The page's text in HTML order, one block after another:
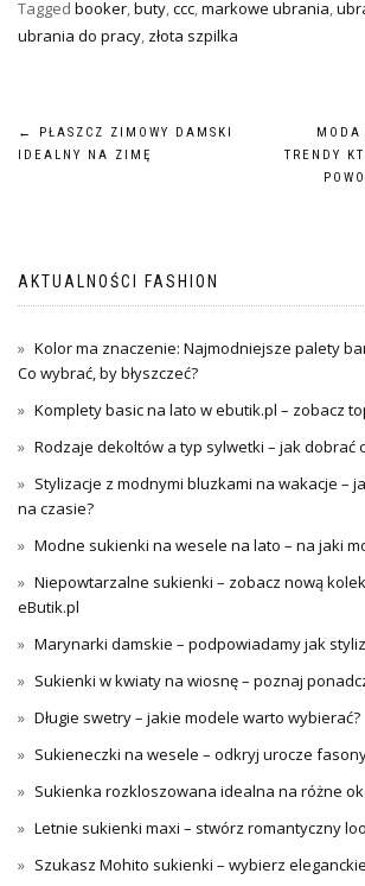
Tagged booker,buty,ccc,markowe ubrania,
ubrania do pracy, złota szpilka
Nawigacja
←
PŁASZCZ ZIMOWY DAMSKI
IDEALNY NA ZIMĘ
MODA
TRENDY
AKTUALNOŚCI FASHION
Kolor ma znaczenie: Najmodniejsze palety
Co wybrać, by błyszczeć?
Komplety basic na lato w ebutik.pl – zobacz
Rodzaje dekoltów a typ sylwetki – jak dobrać
Stylizacje z modnymi bluzkami na wakacje –
na czasie?
Modne sukienki na wesele na lato – na jaki
Niepowtarzalne sukienki – zobacz nową
eButik.pl
Marynarki damskie – podpowiadamy jak
Sukienki w kwiaty na wiosnę – poznaj
Długie swetry – jakie modele warto wybierać?
Sukieneczki na wesele – odkryj urocze
Sukienka rozkloszowana idealna na różne
Letnie sukienki maxi – stwórz romantyczny
Szukasz Mohito sukienki – wybierz